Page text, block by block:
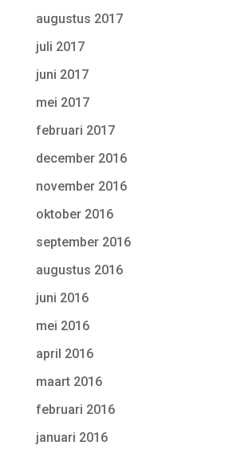
augustus 2017
juli 2017
juni 2017
mei 2017
februari 2017
december 2016
november 2016
oktober 2016
september 2016
augustus 2016
juni 2016
mei 2016
april 2016
maart 2016
februari 2016
januari 2016